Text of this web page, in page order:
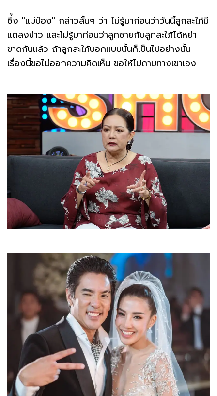
ซึ่้ง "แม่ป๋อง" กล่าวสั้นๆ ว่า ไม่รู้มาก่อนว่าวันนี้ลูกสะใภ้มี
แถลงข่าว และไม่รู้มาก่อนว่าลูกชายกับลูกสะใภ้ได้หย่า
ขาดกันแล้ว ถ้าลูกสะใภ้บอกแบบนั้นก็เป็นไปอย่างนั้น
เรื่องนี้ขอไม่ออกความคิดเห็น ขอให้ไปถามทางเขาเอง